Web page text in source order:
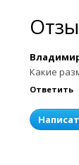
Какие
Ответить